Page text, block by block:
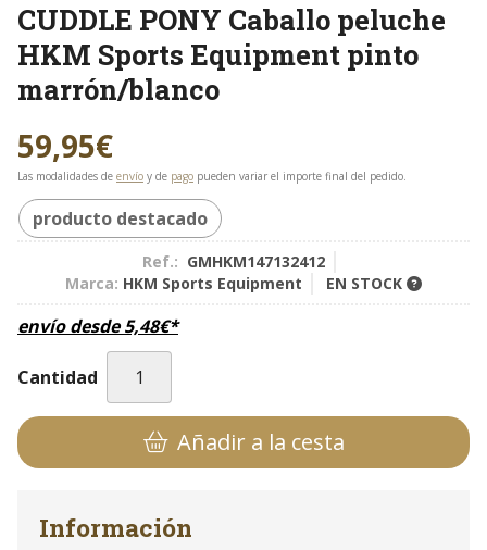
CUDDLE PONY Caballo peluche
HKM Sports Equipment pinto
marrón/blanco
59,95€
Las modalidades de envío y de pago pueden variar el importe final del pedido.
producto destacado
Ref.: GMHKM147132412
Marca: HKM Sports Equipment EN STOCK
envío desde5,48€*
Cantidad
Añadir a la cesta
Información